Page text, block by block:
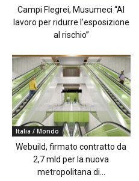
Campi Flegrei, Musumeci “Al
lavoro per ridurre l’esposizione
al rischio”
Italia / Mondo
Webuild, firmato contratto da
2,7 mld per la nuova
metropolitana di...